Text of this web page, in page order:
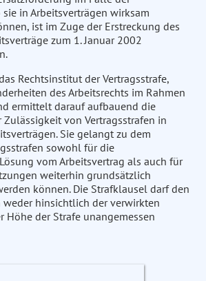
in Arbeitsverträgen wirksam
ist im Zuge der Erstreckung des
zum 1. Januar 2002
Rechtsinstitut der Vertragsstrafe,
des Arbeitsrechts im Rahmen
ermittelt darauf aufbauend die
Zulässigkeit von Vertragsstrafen in
Sie gelangt zu dem
sowohl für die
vom Arbeitsvertrag als auch für
weiterhin grundsätzlich
können. Die Strafklausel darf den
hinsichtlich der verwirkten
Höhe der Strafe unangemessen